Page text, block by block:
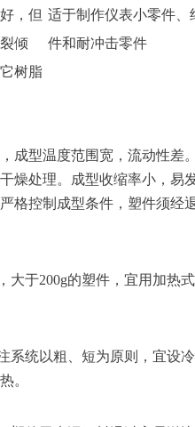
，但
倾
树脂
适于制作仪表小零件、
件和耐冲击零件
成型温度范围宽，流动性差
燥处理。成型收缩率小，易
格控制成型条件，塑件须经
大于200g的塑件，宜用加热
系统以粗、短为原则，宜设
。